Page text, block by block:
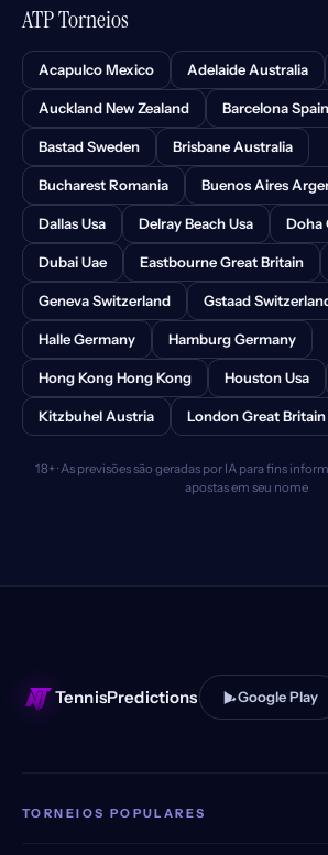
ATP Torneios
Acapulco Mexico Adelaide Australia
Auckland New Zealand Barcelona Spain
Bastad Sweden Brisbane Australia
Bucharest Romania Buenos Aires
Dallas Usa Delray Beach Usa Doha
Dubai Uae Eastbourne Great Britain
Geneva Switzerland Gstaad
Halle Germany Hamburg Germany
Hong Kong Hong Kong Houston Usa
Kitzbuhel Austria London Great Britain
18+ · As previsões são geradas por IA para fins
apostas em seu nome
TennisPredictions Google Play
TORNEIOS POPULARES